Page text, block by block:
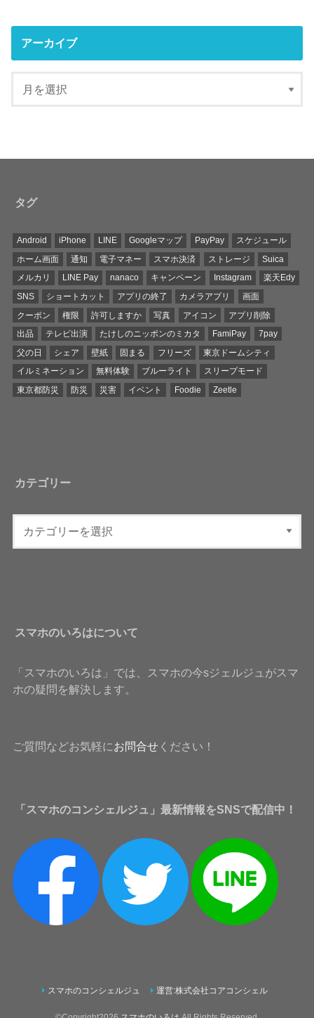
アーカイブ
タグ
Android iPhone LINE Googleマップ PayPay
スケジュール
ホーム画面
通知 電子マネー スマホ決済 ストレージ
Suica
メルカリ
LINE Pay nanaco キャンペーン Instagram
楽天Edy
SNS
ショートカット アプリの終了 カメラアプリ
画面
クーポン
権限 許可しますか 写真 アイコン
アプリ削除
出品
テレビ出演 たけしのニッポンのミカタ FamiPay
7pay
父の日
シェア 壁紙 固まる フリーズ
東京ドームシティ
イルミネーション
無料体験 ブルーライト
スリープモード
東京都防災
防災 災害 イベント Foodie Zeetle
カテゴリー
スマホのいろはについて
「スマホのいろは」では、スマホの今sジェルジュがスマ
ホの疑問を解決します。
ご質問などお気軽にお問合せください！
「スマホのコンシェルジュ」最新情報をSNSで配信中！
スマホのコンシェルジュ 運営:株式会社コアコンシェル